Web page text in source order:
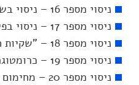
ניסוי מספר 16 – ניסוי בשני משפכים
ניסוי מספר 17 – ניסוי בפירות
ניסוי מספר 18 – "שקיות חמות וקרות"
ניסוי מספר 19 – כרומטוגרפיה על נייר
ניסוי מספר 20 – מחימום ויבוש לשקילה